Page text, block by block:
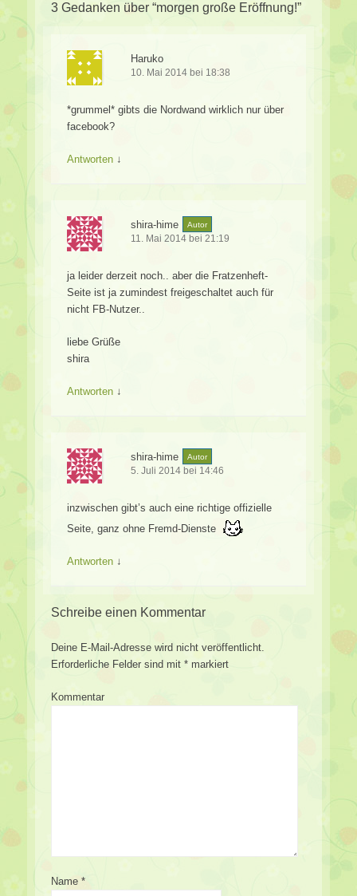
3 Gedanken über “morgen große Eröffnung!”
Haruko
10. Mai 2014 bei 18:38
*grummel* gibts die Nordwand wirklich nur über
facebook?
Antworten ↓
shira-hime Autor
11. Mai 2014 bei 21:19
ja leider derzeit noch.. aber die Fratzenheft-
Seite ist ja zumindest freigeschaltet auch für
nicht FB-Nutzer..
liebe Grüße
shira
Antworten ↓
shira-hime Autor
5. Juli 2014 bei 14:46
inzwischen gibt’s auch eine richtige offizielle
Seite, ganz ohne Fremd-Dienste
Antworten ↓
Schreibe einen Kommentar
Deine E-Mail-Adresse wird nicht veröffentlicht.
Erforderliche Felder sind mit * markiert
Kommentar
Name *